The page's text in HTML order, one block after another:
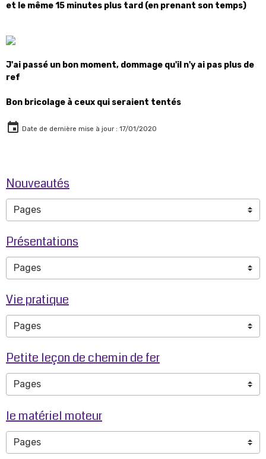
et le même 15 minutes plus tard (en prenant son temps)
J'ai passé un bon moment, dommage qu'il n'y ai pas plus de
ref
Bon bricolage à ceux qui seraient tentés
Date de dernière mise à jour : 17/01/2020
Nouveautés
Présentations
Vie pratique
Petite leçon de chemin de fer
le matériel moteur